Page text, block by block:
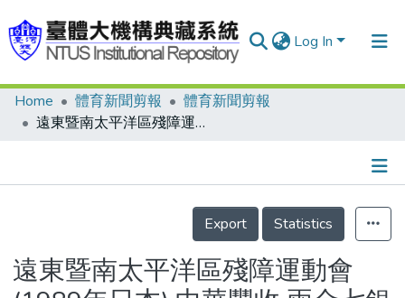
Log In
Communities & Collections
Statistics
Home 體育新聞剪報
體育新聞剪報
遠東暨南太平洋區殘障運動會(1989年日本) 中華豐收 兩金七銀七銅/拳擊協會獲電正式告知 我已恢復亞洲協會會籍/職業高爾夫球委員會 錄取19位準普羅
Details
Export
Statistics
遠東暨南太平洋區殘障運動會